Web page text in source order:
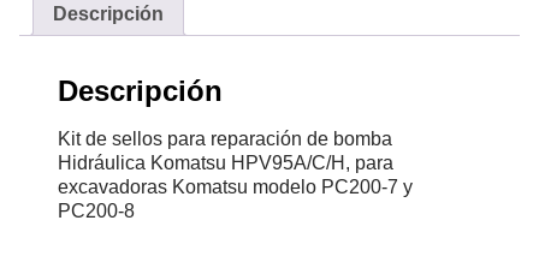
Descripción
Descripción
Kit de sellos para reparación de bomba
Hidráulica Komatsu HPV95A/C/H, para
excavadoras Komatsu modelo PC200-7 y
PC200-8